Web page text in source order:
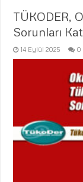
TÜKODER,
Sorunları
14 Eylül 2025 0